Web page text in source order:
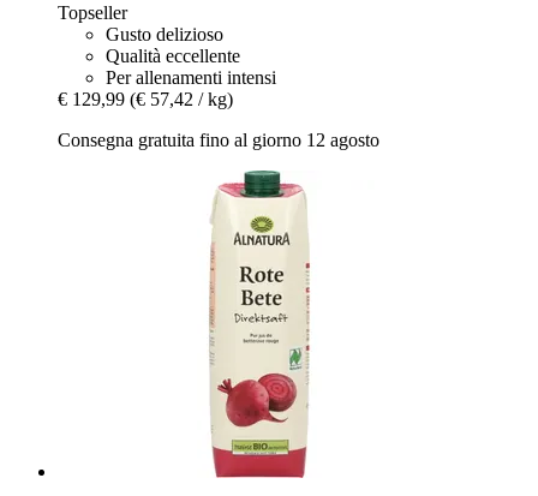
Topseller
Gusto delizioso
Qualità eccellente
Per allenamenti intensi
€ 129,99 (€ 57,42 / kg)
Consegna gratuita fino al giorno 12 agosto